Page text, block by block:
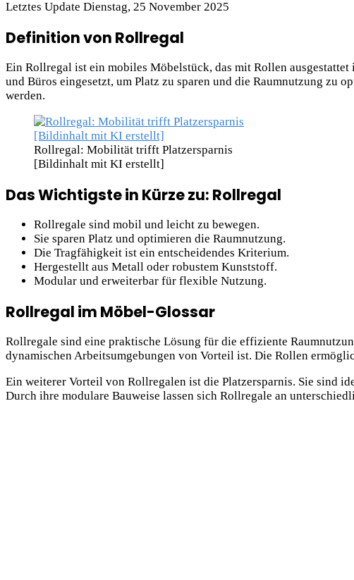
Letztes Update Dienstag, 25 November 2025
Definition von Rollregal
Ein Rollregal ist ein mobiles Möbelstück, das mit Rollen
und Büros eingesetzt, um Platz zu sparen und die Raumnutzung zu
werden.
Rollregal: Mobilität trifft Platzersparnis
[Bildinhalt mit KI erstellt]
Das Wichtigste in Kürze zu: Rollregal
Rollregale sind mobil und leicht zu bewegen.
Sie sparen Platz und optimieren die Raumnutzung.
Die Tragfähigkeit ist ein entscheidendes Kriterium.
Hergestellt aus Metall oder robustem Kunststoff.
Modular und erweiterbar für flexible Nutzung.
Rollregal im Möbel-Glossar
Rollregale sind eine praktische Lösung für die effiziente
dynamischen Arbeitsumgebungen von Vorteil ist. Die Rollen
Ein weiterer Vorteil von Rollregalen ist die Platzersparnis. Sie sind
Durch ihre modulare Bauweise lassen sich Rollregale an